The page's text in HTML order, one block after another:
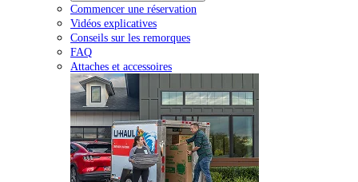
Commencer une réservation
Vidéos explicatives
Conseils sur les remorques
FAQ
Attaches et accessoires